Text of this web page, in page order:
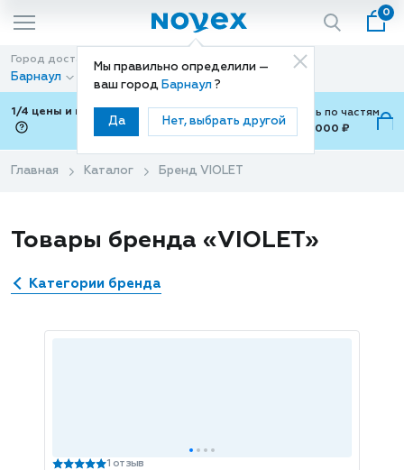
Мы правильно определили —
ваш город Барнаул ?
Да Нет, выбрать другой
0
Город доставки
Барнаул
Способ доставки
Доставка
1/4 цены и покупки ваши с Подели
Можно оплатить по частям
от 700 ₽ до 15,000 ₽
Главная Каталог Бренд VIOLET
Товары бренда «VIOLET»
Категории бренда
1 отзыв